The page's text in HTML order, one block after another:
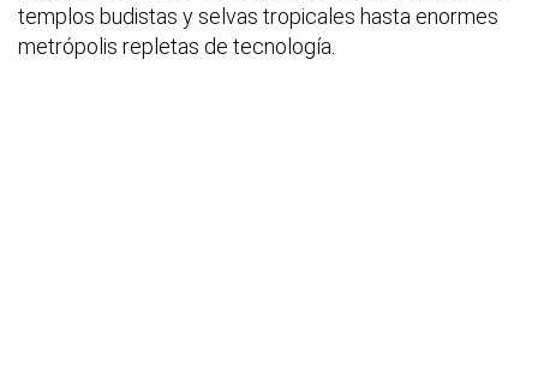
templos budistas y selvas tropicales hasta enormes
metrópolis repletas de tecnología.